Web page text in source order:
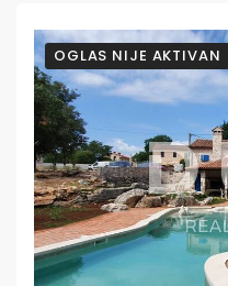
OGLAS NIJE AKTIVAN